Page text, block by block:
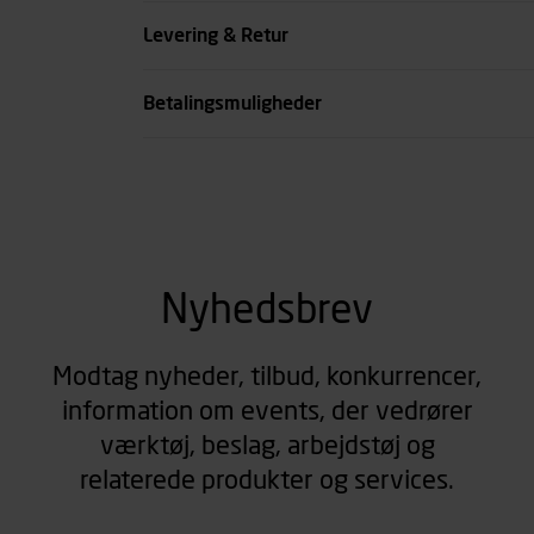
Levering & Retur
Betalingsmuligheder
Nyhedsbrev
Modtag nyheder, tilbud, konkurrencer,
information om events, der vedrører
værktøj, beslag, arbejdstøj og
relaterede produkter og services.